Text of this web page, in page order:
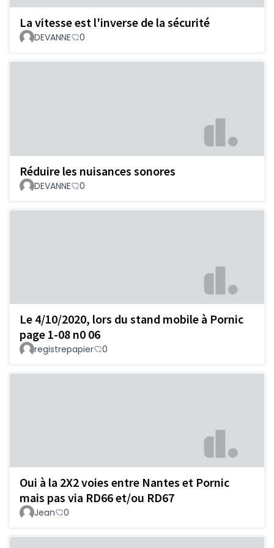
La vitesse est l'inverse de la sécurité
DEVANNE 0
Réduire les nuisances sonores
DEVANNE 0
Le 4/10/2020, lors du stand mobile à Pornic
page 1-08 n0 06
registrepapier 0
Oui à la 2X2 voies entre Nantes et Pornic
mais pas via RD66 et/ou RD67
Jean 0